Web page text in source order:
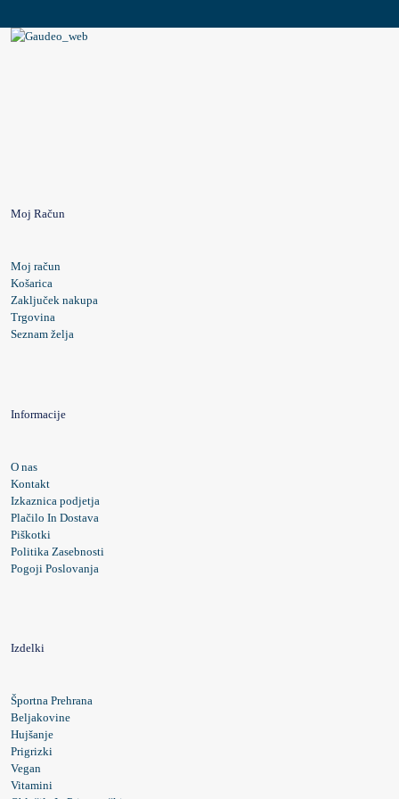
Moj Račun
Moj račun
Košarica
Zaključek nakupa
Trgovina
Seznam želja
Informacije
O nas
Kontakt
Izkaznica podjetja
Plačilo In Dostava
Piškotki
Politika Zasebnosti
Pogoji Poslovanja
Izdelki
Športna Prehrana
Beljakovine
Hujšanje
Prigrizki
Vegan
Vitamini